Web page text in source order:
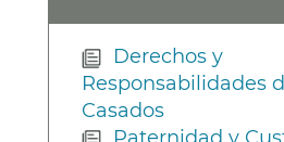
Derechos y
Responsabilidades
Casados